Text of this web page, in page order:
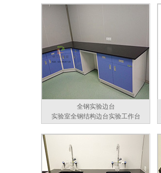
全钢实验边台
实验室全钢结构边台实验工作台